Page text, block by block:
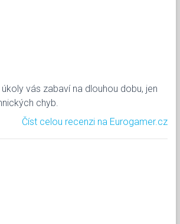
úkoly vás zabaví na dlouhou dobu, jen
chyb.
Číst celou recenzi na Eurogamer.cz